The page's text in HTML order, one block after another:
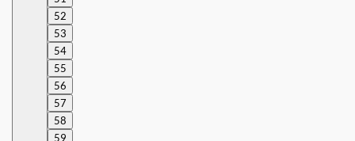
52
53
54
55
56
57
58
59